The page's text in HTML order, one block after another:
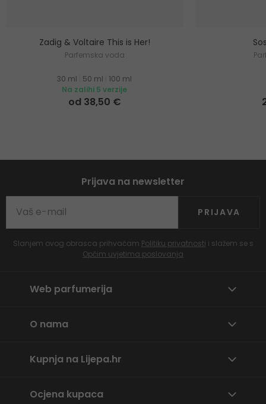
Zadig & Voltaire This is Her!
Parfemska voda
30 ml 50 ml
100 ml
Na zalihi 5 verzije
od 38,50 €
Prijava na newsletter
PRIJAVA
Slanjem ovog obrasca prihvaćam Politiku privatnosti i slažem se s
Općim uvjetima poslovanja
Web parfumerija
O nama
Kupnja na Lijepa.hr
Ocjena kupaca